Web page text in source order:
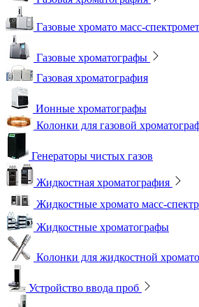
Газовые хромато масс-
Газовые хроматографы
Газовая хроматография
Ионные хроматографы
Колонки для газовой
Генераторы чистых газов
Жидкостная хроматография
Жидкостные хромато масс-
Жидкостные хроматографы
Колонки для жидкостной
Устройство ввода проб